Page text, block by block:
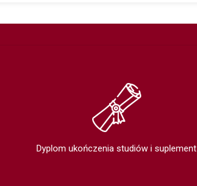
Dyplom ukończenia studiów i suplement